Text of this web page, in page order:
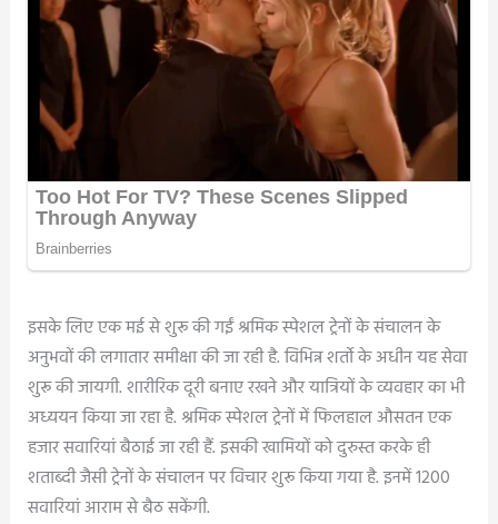
इसके लिए एक मई से शुरू की गईं श्रमिक स्पेशल ट्रेनों के संचालन के
अनुभवों की लगातार समीक्षा की जा रही है. विभिन्न शर्तो के अधीन यह सेवा
शुरू की जायगी. शारीरिक दूरी बनाए रखने और यात्रियों के व्यवहार का भी
अध्ययन किया जा रहा है. श्रमिक स्पेशल ट्रेनों में फिलहाल औसतन एक
हजार सवारियां बैठाई जा रही हैं. इसकी खामियों को दुरुस्त करके ही
शताब्दी जैसी ट्रेनों के संचालन पर विचार शुरू किया गया है. इनमें 1200
सवारियां आराम से बैठ सकेंगी.